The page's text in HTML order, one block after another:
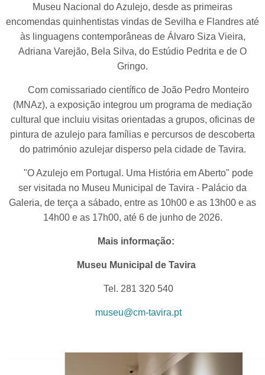
Museu Nacional do Azulejo, desde as primeiras
encomendas quinhentistas vindas de Sevilha e Flandres até
às linguagens contemporâneas de Álvaro Siza Vieira,
Adriana Varejão, Bela Silva, do Estúdio Pedrita e de O
Gringo.
Com comissariado científico de João Pedro Monteiro
(MNAz), a exposição integrou um programa de mediação
cultural que incluiu visitas orientadas a grupos, oficinas de
pintura de azulejo para famílias e percursos de descoberta
do património azulejar disperso pela cidade de Tavira.
"O Azulejo em Portugal. Uma História em Aberto" pode
ser visitada no Museu Municipal de Tavira - Palácio da
Galeria, de terça a sábado, entre as 10h00 e as 13h00 e as
14h00 e as 17h00, até 6 de junho de 2026.
Mais informação:
Museu Municipal de Tavira
Tel. 281 320 540
museu@cm-tavira.pt